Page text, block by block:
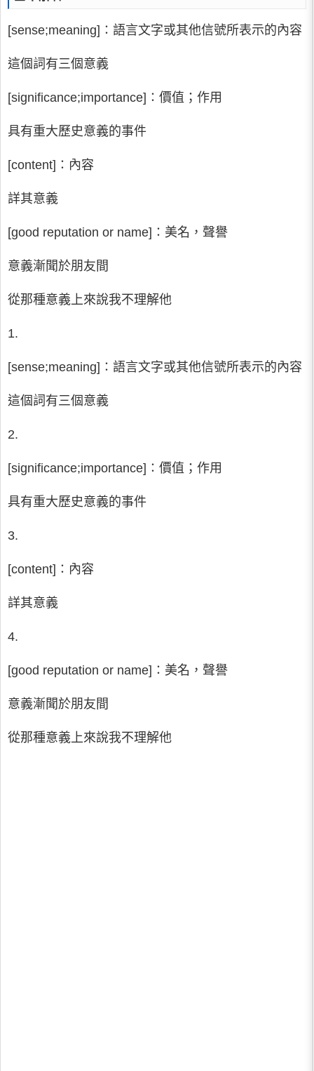
[sense;meaning]∶語言文字或其他信號所表示的內容
這個詞有三個意義
[significance;importance]∶價值；作用
具有重大歷史意義的事件
[content]∶內容
詳其意義
[good reputation or name]∶美名，聲譽
意義漸聞於朋友間
從那種意義上來說我不理解他
1.
[sense;meaning]∶語言文字或其他信號所表示的內容
這個詞有三個意義
2.
[significance;importance]∶價值；作用
具有重大歷史意義的事件
3.
[content]∶內容
詳其意義
4.
[good reputation or name]∶美名，聲譽
意義漸聞於朋友間
從那種意義上來說我不理解他